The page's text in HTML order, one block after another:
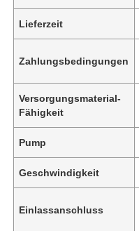
Lieferzeit
Zahlungsbedingungen
Versorgungsmaterial-
Fähigkeit
Pump
Geschwindigkeit
Einlassanschluss